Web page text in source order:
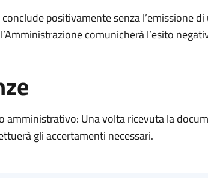
positivamente senza l’emissione di
comunicherà l’esito
amministrativo: Una volta ricevuta la
gli accertamenti necessari.